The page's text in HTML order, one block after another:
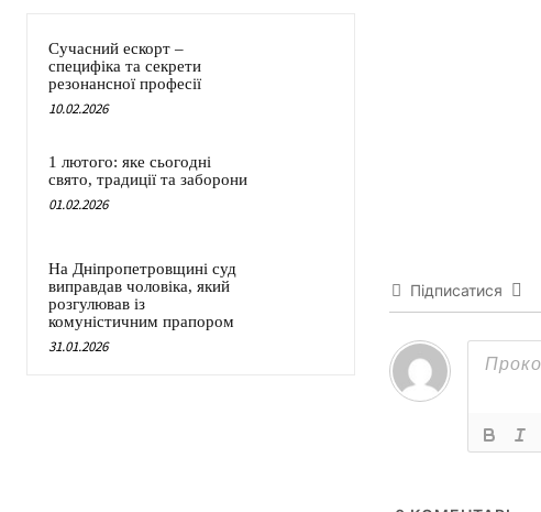
Сучасний ескорт –
специфіка та секрети
резонансної професії
10.02.2026
1 лютого: яке сьогодні
свято, традиції та заборони
01.02.2026
На Дніпропетровщині суд
виправдав чоловіка, який
розгулював із
комуністичним прапором
31.01.2026
Підписатися